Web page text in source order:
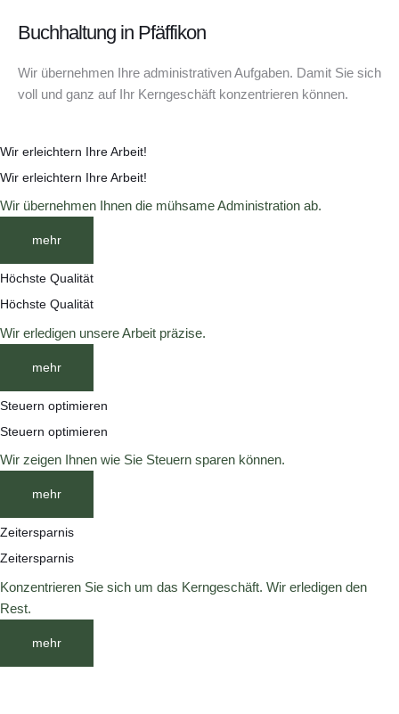
Buchhaltung in Pfäffikon
Wir übernehmen Ihre administrativen Aufgaben. Damit Sie sich
voll und ganz auf Ihr Kerngeschäft konzentrieren können.
Wir erleichtern Ihre Arbeit!
Wir erleichtern Ihre Arbeit!
Wir übernehmen Ihnen die mühsame Administration ab.
mehr
Höchste Qualität
Höchste Qualität
Wir erledigen unsere Arbeit präzise.
mehr
Steuern optimieren
Steuern optimieren
Wir zeigen Ihnen wie Sie Steuern sparen können.
mehr
Zeitersparnis
Zeitersparnis
Konzentrieren Sie sich um das Kerngeschäft. Wir erledigen den
Rest.
mehr